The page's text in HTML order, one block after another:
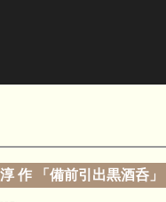
作 「備前引出黒酒呑」